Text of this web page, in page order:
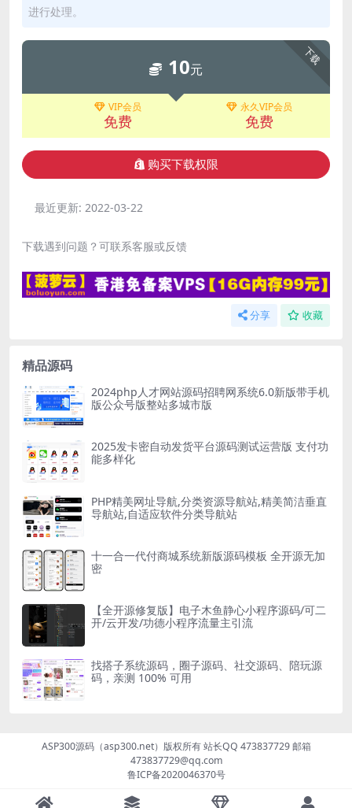
进行处理。
下载
10元
VIP会员
免费
永久VIP会员
免费
购买下载权限
最近更新: 2022-03-22
下载遇到问题？可联系客服或反馈
分享 收藏
精品源码
2024php人才网站源码招聘网系统6.0新版带手机
版公众号版整站多城市版
2025发卡密自动发货平台源码测试运营版 支付功
能多样化
PHP精美网址导航,分类资源导航站,精美简洁垂直
导航站,自适应软件分类导航站
十一合一代付商城系统新版源码模板 全开源无加
密
【全开源修复版】电子木鱼静心小程序源码/可二
开/云开发/功德小程序流量主引流
找搭子系统源码，圈子源码、社交源码、陪玩源
码，亲测 100% 可用
ASP300源码（asp300.net）版权所有 站长QQ 473837729 邮箱
473837729@qq.com
鲁ICP备2020046370号